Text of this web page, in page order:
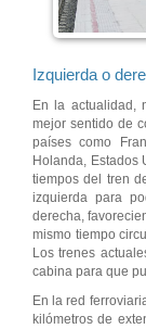
Izquierda o
En la actualidad,
mejor sentido de
países como
Holanda, Estados
tiempos del tren
izquierda para
derecha,
mismo tiempo
Los trenes
cabina para que
En la red
kilómetros de